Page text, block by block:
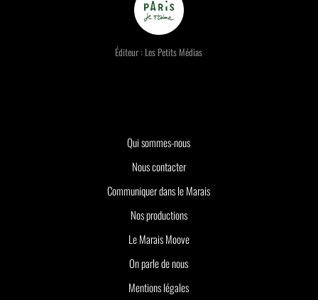
Éditeur : Les Petits Médias
Qui sommes-nous
Nous contacter
Communiquer dans le Marais
Nos productions
Le Marais Moove
On parle de nous
Mentions légales